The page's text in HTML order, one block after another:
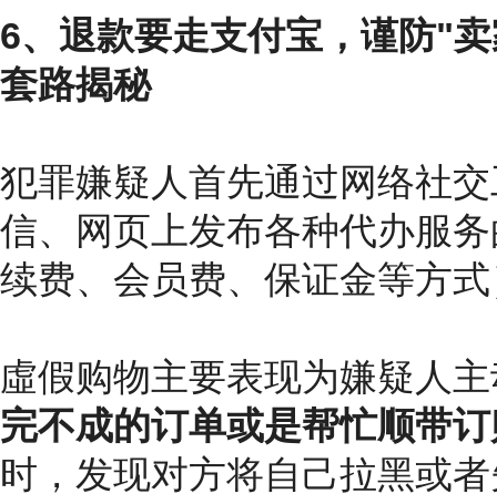
6、退款要走支付宝，谨防"
套路揭秘
犯罪嫌疑人首先通过网络社
信、网页上发布各种代办服
续费、会员费、保证金等方
虛假购物主要表现为嫌疑人
完不成的订单或是帮忙顺带
时，发现对方将自己拉黑或